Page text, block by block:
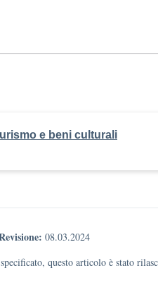
e beni culturali
08.03.2024
questo articolo è stato